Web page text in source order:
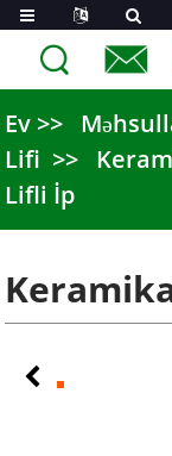
Ev
Lifi
Lifli İp